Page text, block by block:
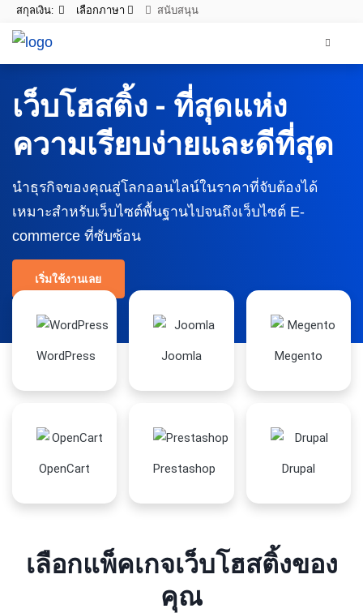
สกุลเงิน: เลือกภาษา สนับสนุน
เว็บโฮสติ้ง - ที่สุดแห่ง
ความเรียบง่ายและดีที่สุด
นำธุรกิจของคุณสู่โลกออนไลน์ในราคาที่จับต้องได้
เหมาะสำหรับเว็บไซต์พื้นฐานไปจนถึงเว็บไซต์ E-
commerce ที่ซับซ้อน
เริ่มใช้งานเลย
WordPress Joomla Megento
OpenCart Prestashop Drupal
เลือกแพ็คเกจเว็บโฮสติ้งของ
คุณ